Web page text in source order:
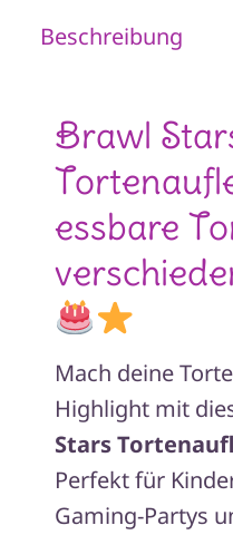
essbar
Motiv
1
Menge
Beschreibung
Brawl
essbare
Mach deine
Highlight mit
Stars
Perfekt für
Gaming-Partys